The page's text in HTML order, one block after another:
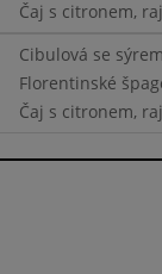
Čaj s citronem,
Cibulová se
Florentinské
Čaj s citronem,